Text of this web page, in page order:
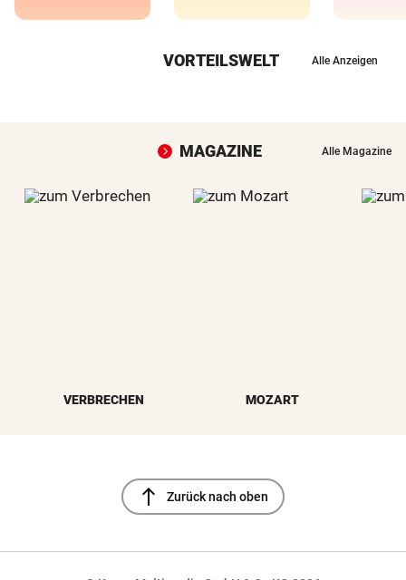
VORTEILSWELT Alle Anzeigen
MAGAZINE Alle Magazine
VERBRECHEN MOZART
north Zurück nach oben